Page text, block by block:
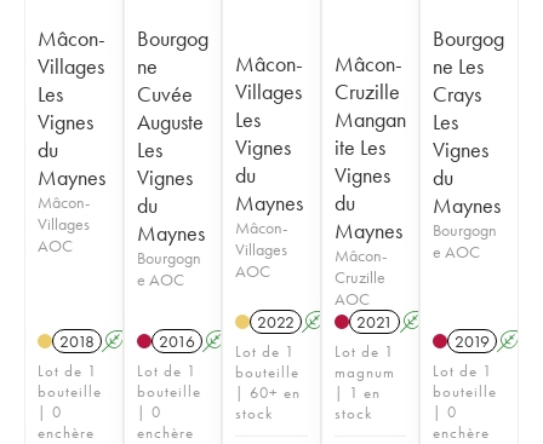
Mâcon-
Villages
Les
Vignes
du
Maynes
Mâcon-
Villages
AOC
2018 A K
Lot de 1
bouteille
| 0
enchère
Bourgog
ne
Cuvée
Auguste
Les
Vignes
du
Maynes
Bourgogn
e AOC
2016 A K
Lot de 1
bouteille
| 0
enchère
Mâcon-
Villages
Les
Vignes
du
Maynes
Mâcon-
Villages
AOC
2022 A K
Lot de 1
bouteille
| 60+ en
stock
Mâcon-
Cruzille
Mangan
ite Les
Vignes
du
Maynes
Mâcon-
Cruzille
AOC
2021 A
Lot de 1
magnum
| 1 en
stock
Bourgog
ne Les
Crays
Les
Vignes
du
Maynes
Bourgogn
e AOC
2019 A
Lot de 1
bouteille
| 0
enchère